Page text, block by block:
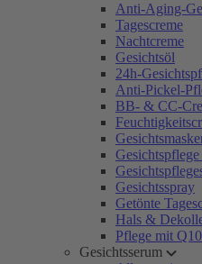
Anti-Aging-
Tagescreme
Nachtcreme
Gesichtsöl
24h-
Anti-Pickel-
BB- & CC-
Gesichtsspray
Getönte
Hals &
Pflege mit Q10
Gesichtsserum